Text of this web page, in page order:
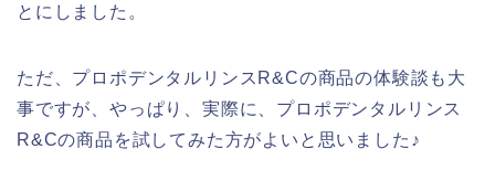
とにしました。
ただ、プロポデンタルリンスR&Cの商品の体験談も大
事ですが、やっぱり、実際に、プロポデンタルリンス
R&Cの商品を試してみた方がよいと思いました♪